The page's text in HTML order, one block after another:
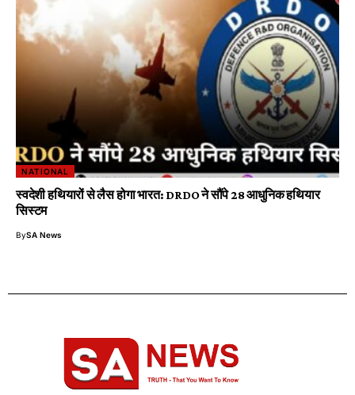
NATIONAL
स्वदेशी हथियारों से लैस होगा भारत: DRDO ने सौंपे 28 आधुनिक हथियार
सिस्टम
BySA News